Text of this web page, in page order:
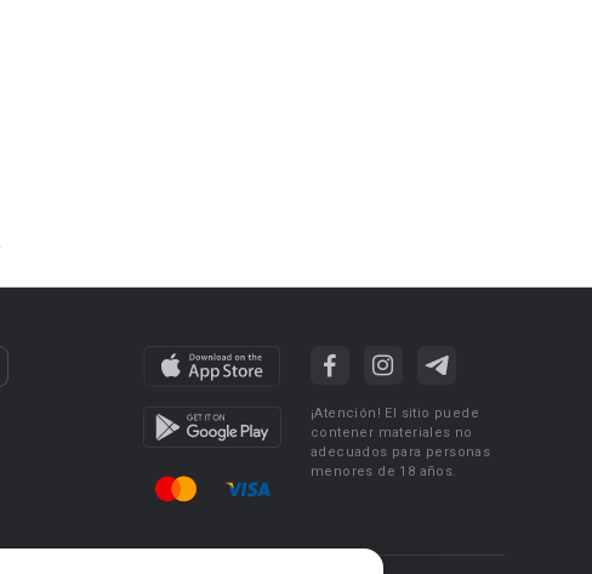
¡Atención! El sitio puede
contener materiales no
adecuados para personas
menores de 18 años.